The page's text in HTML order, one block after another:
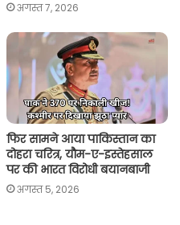
अगस्त 7, 2026
फिर सामने आया पाकिस्तान का
दोहरा चरित्र, यौम-ए-इस्तेहसाल
पर की भारत विरोधी बयानबाजी
अगस्त 5, 2026